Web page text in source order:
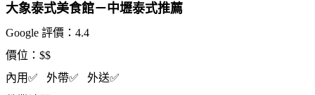
大象泰式美食館－中壢泰式推薦
Google 評價：4.4
價位：$$
內用✅ 外帶✅ 外送✅